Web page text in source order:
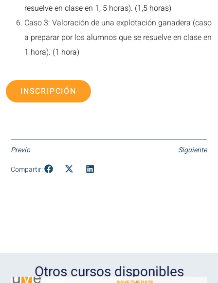
resuelve en clase en 1, 5 horas). (1,5 horas)
Caso 3: Valoración de una explotación ganadera (caso
a preparar por los alumnos que se resuelve en clase en
1 hora). (1 hora)
INSCRIPCIÓN
Previo
Siguiente
Compartir:
Otros cursos disponibles